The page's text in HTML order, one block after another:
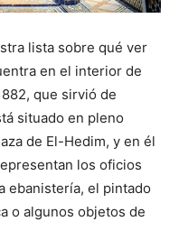
lista sobre qué ver
en el interior de
que sirvió de
situado en pleno
de El-Hedim, y en él
los oficios
ebanistería, el pintado
o algunos objetos de